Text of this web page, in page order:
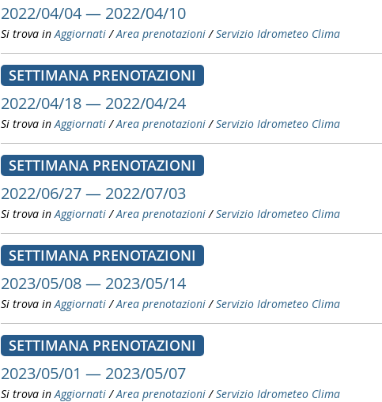
2022/04/04 — 2022/04/10
Si trova in Aggiornati /Area prenotazioni /Servizio Idrometeo Clima
SETTIMANA PRENOTAZIONI
2022/04/18 — 2022/04/24
Si trova in Aggiornati /Area prenotazioni /Servizio Idrometeo Clima
SETTIMANA PRENOTAZIONI
2022/06/27 — 2022/07/03
Si trova in Aggiornati /Area prenotazioni /Servizio Idrometeo Clima
SETTIMANA PRENOTAZIONI
2023/05/08 — 2023/05/14
Si trova in Aggiornati /Area prenotazioni /Servizio Idrometeo Clima
SETTIMANA PRENOTAZIONI
2023/05/01 — 2023/05/07
Si trova in Aggiornati /Area prenotazioni /Servizio Idrometeo Clima